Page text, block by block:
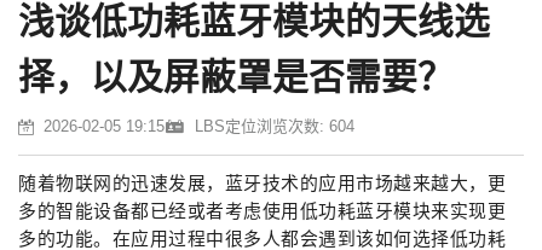
浅谈低功耗蓝牙模块的天线选
择，以及屏蔽罩是否需要？
2026-02-05 19:15 LBS定位浏览次数: 604
随着物联网的迅速发展，蓝牙技术的应用市场越来越大，更
多的智能设备都已经或者考虑使用低功耗蓝牙模块来实现更
多的功能。在应用过程中很多人都会遇到该如何选择低功耗